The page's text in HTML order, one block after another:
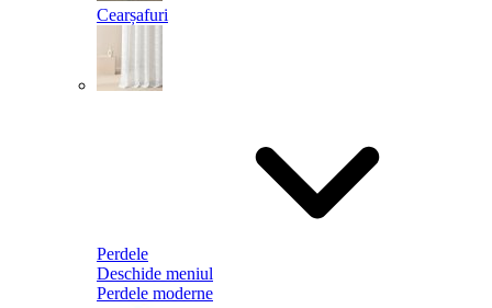
Cearșafuri
Perdele
Deschide meniul
Perdele moderne